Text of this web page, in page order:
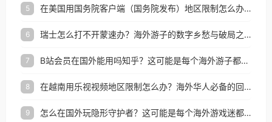
5 在美国用国务院客户端（国务院发布）地区限制怎么办？3步解决海外看国内内容难题
6 瑞士怎么打不开蒙速办？海外游子的数字乡愁与破局之路
7 B站会员在国外能用吗知乎？这可能是每个海外游子都问过的问题
8 在越南用乐视视频地区限制怎么办？海外华人必备的回国加速攻略
9 怎么在国外玩隐形守护者？这可能是每个海外游戏迷都问过的问题